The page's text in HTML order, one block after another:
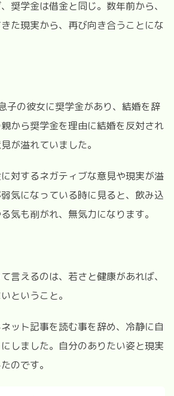
奨学金は借金と同じ。数年前から、
た現実から、再び向き合うことにな
子の彼女に奨学金があり、結婚を辞
から奨学金を理由に結婚を反対され
が溢れていました。
対するネガティブな意見や現実が溢
気になっている時に見ると、飲み込
気も削がれ、無気力になります。
言えるのは、若さと健康があれば、
ということ。
ット記事を読む事を辞め、冷静に自
しました。自分のありたい姿と現実
のです。